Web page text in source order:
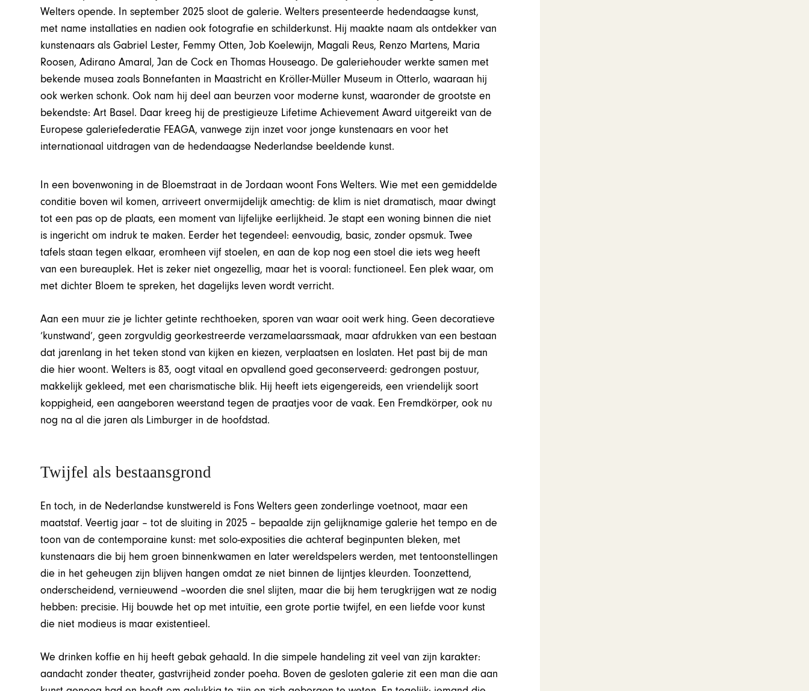
Welters opende. In september 2025 sloot de galerie. Welters presenteerde hedendaagse kunst,
met name installaties en nadien ook fotografie en schilderkunst. Hij maakte naam als ontdekker van
kunstenaars als Gabriel Lester, Femmy Otten, Job Koelewijn, Magali Reus, Renzo Martens, Maria
Roosen, Adirano Amaral, Jan de Cock en Thomas Houseago. De galeriehouder werkte samen met
bekende musea zoals Bonnefanten in Maastricht en Kröller-Müller Museum in Otterlo, waaraan hij
ook werken schonk. Ook nam hij deel aan beurzen voor moderne kunst, waaronder de grootste en
bekendste: Art Basel. Daar kreeg hij de prestigieuze Lifetime Achievement Award uitgereikt van de
Europese galeriefederatie FEAGA, vanwege zijn inzet voor jonge kunstenaars en voor het
internationaal uitdragen van de hedendaagse Nederlandse beeldende kunst.
In een bovenwoning in de Bloemstraat in de Jordaan woont Fons Welters. Wie met een gemiddelde
conditie boven wil komen, arriveert onvermijdelijk amechtig: de klim is niet dramatisch, maar dwingt
tot een pas op de plaats, een moment van lijfelijke eerlijkheid. Je stapt een woning binnen die niet
is ingericht om indruk te maken. Eerder het tegendeel: eenvoudig, basic, zonder opsmuk. Twee
tafels staan tegen elkaar, eromheen vijf stoelen, en aan de kop nog een stoel die iets weg heeft
van een bureauplek. Het is zeker niet ongezellig, maar het is vooral: functioneel. Een plek waar, om
met dichter Bloem te spreken, het dagelijks leven wordt verricht.
Aan een muur zie je lichter getinte rechthoeken, sporen van waar ooit werk hing. Geen decoratieve
‘kunstwand’, geen zorgvuldig georkestreerde verzamelaarssmaak, maar afdrukken van een bestaan
dat jarenlang in het teken stond van kijken en kiezen, verplaatsen en loslaten. Het past bij de man
die hier woont. Welters is 83, oogt vitaal en opvallend goed geconserveerd: gedrongen postuur,
makkelijk gekleed, met een charismatische blik. Hij heeft iets eigengereids, een vriendelijk soort
koppigheid, een aangeboren weerstand tegen de praatjes voor de vaak. Een Fremdkörper, ook nu
nog na al die jaren als Limburger in de hoofdstad.
Twijfel als bestaansgrond
En toch, in de Nederlandse kunstwereld is Fons Welters geen zonderlinge voetnoot, maar een
maatstaf. Veertig jaar – tot de sluiting in 2025 – bepaalde zijn gelijknamige galerie het tempo en de
toon van de contemporaine kunst: met solo-exposities die achteraf beginpunten bleken, met
kunstenaars die bij hem groen binnenkwamen en later wereldspelers werden, met tentoonstellingen
die in het geheugen zijn blijven hangen omdat ze niet binnen de lijntjes kleurden. Toonzettend,
onderscheidend, vernieuwend –woorden die snel slijten, maar die bij hem terugkrijgen wat ze nodig
hebben: precisie. Hij bouwde het op met intuïtie, een grote portie twijfel, en een liefde voor kunst
die niet modieus is maar existentieel.
We drinken koffie en hij heeft gebak gehaald. In die simpele handeling zit veel van zijn karakter:
aandacht zonder theater, gastvrijheid zonder poeha. Boven de gesloten galerie zit een man die aan